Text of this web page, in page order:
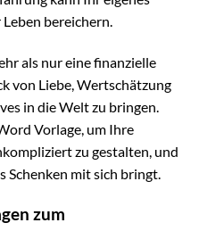
bereichern.
als nur eine finanzielle
von Liebe, Wertschätzung
in die Welt zu bringen.
Vorlage, um Ihre
zu gestalten, und
Schenken mit sich bringt.
zum